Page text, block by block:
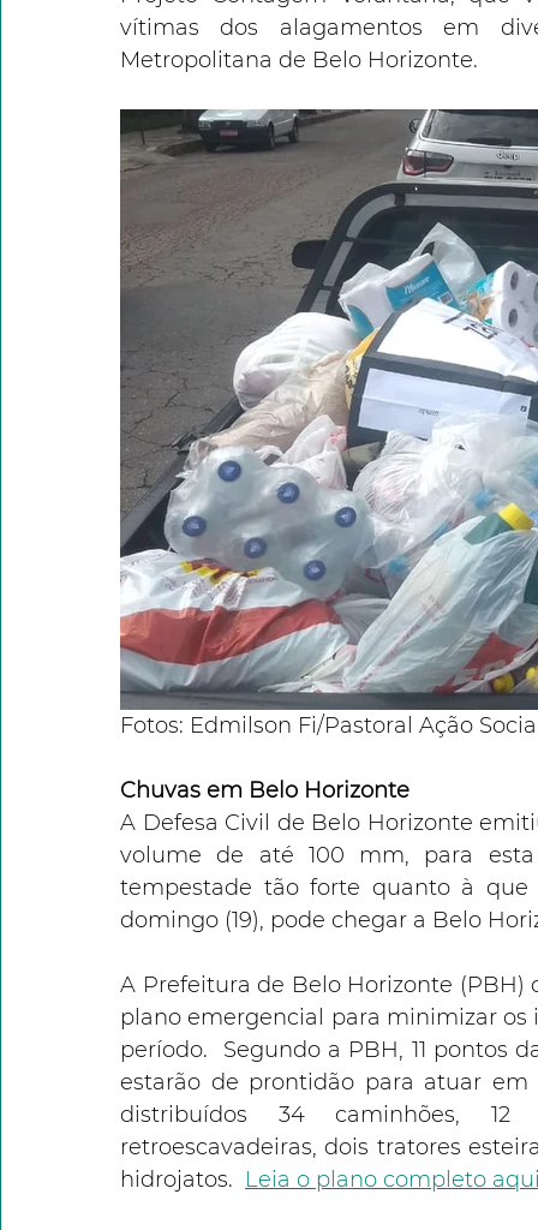
vítimas dos alagamentos em
Metropolitana de Belo Horizonte.
Fotos: Edmilson Fi/Pastoral Ação
Chuvas em Belo Horizonte
A Defesa Civil de Belo Horizonte
volume de até 100 mm, para
tempestade tão forte quanto à
domingo (19), pode chegar a Belo
A Prefeitura de Belo Horizonte
plano emergencial para minimizar os
período.  Segundo a PBH, 11 pontos
estarão de prontidão para atuar em
distribuídos 34 caminhões, 12
retroescavadeiras, dois tratores
hidrojatos. Leia o plano completo